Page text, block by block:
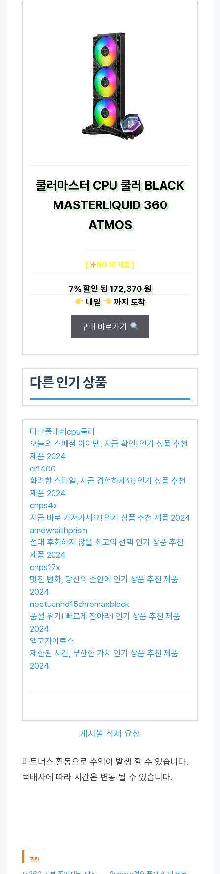
쿨러마스터 CPU 쿨러 BLACK
MASTERLIQUID 360
ATMOS
[ NO.10 제품 ]
7%할인 된172,370 원
내일
까지도착
구매 바로가기
다른 인기 상품
다크플래쉬cpu쿨러
오늘의 스페셜 아이템, 지금 확인! 인기 상품 추천
제품 2024
cr1400
화려한 스타일, 지금 경험하세요! 인기 상품 추천
제품 2024
cnps4x
지금 바로 가져가세요! 인기 상품 추천 제품 2024
amdwraithprism
절대 후회하지 않을 최고의 선택 인기 상품 추천
제품 2024
cnps17x
멋진 변화, 당신의 손안에 인기 상품 추천 제품
2024
noctuanhd15chromaxblack
품절 위기! 빠르게 잡아라! 인기 상품 추천 제품
2024
앱코자이로스
제한된 시간, 무한한 가치 인기 상품 추천 제품
2024
게시물 삭제 요청
파트너스 활동으로 수익이 발생 할 수 있습니다.
택배사에 따라 시간은 변동 될 수 있습니다.
관련